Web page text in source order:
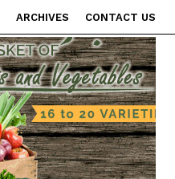
ARCHIVES CONTACT US